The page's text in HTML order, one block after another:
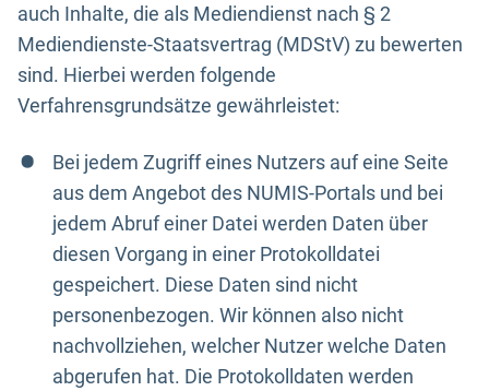
auch Inhalte, die als Mediendienst nach § 2
Mediendienste-Staatsvertrag (MDStV) zu bewerten
sind. Hierbei werden folgende
Verfahrensgrundsätze gewährleistet:
Bei jedem Zugriff eines Nutzers auf eine Seite
aus dem Angebot des NUMIS-Portals und bei
jedem Abruf einer Datei werden Daten über
diesen Vorgang in einer Protokolldatei
gespeichert. Diese Daten sind nicht
personenbezogen. Wir können also nicht
nachvollziehen, welcher Nutzer welche Daten
abgerufen hat. Die Protokolldaten werden